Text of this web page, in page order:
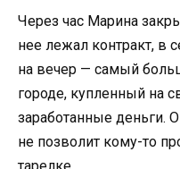
Через час Марина
нее лежал контракт, в
на вечер — самый
городе, купленный на
заработанные деньги.
не позволит кому-то